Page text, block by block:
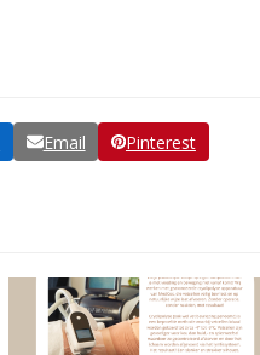
Email Pinterest